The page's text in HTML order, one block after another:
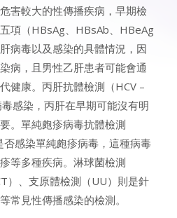
害較大的性傳播疾病，早期檢
項（HBsAg、HBsAb、HBeAg
病毒以及感染的具體情況，因
病，且男性乙肝患者可能會通
健康。丙肝抗體檢測（HCV –
感染，丙肝在早期可能沒有明
。單純皰疹病毒抗體檢測
否感染單純皰疹病毒，這種病毒
等多種疾病。淋球菌檢測
）、支原體檢測（UU）則是針
常見性傳播感染的檢測。